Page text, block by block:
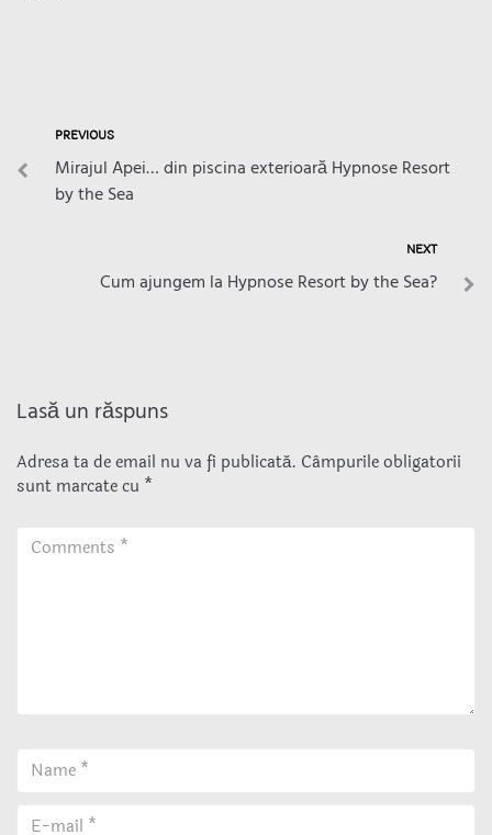
PREVIOUS
Mirajul Apei… din piscina exterioară Hypnose Resort
by the Sea
NEXT
Cum ajungem la Hypnose Resort by the Sea?
Lasă un răspuns
Adresa ta de email nu va fi publicată. Câmpurile obligatorii
sunt marcate cu *